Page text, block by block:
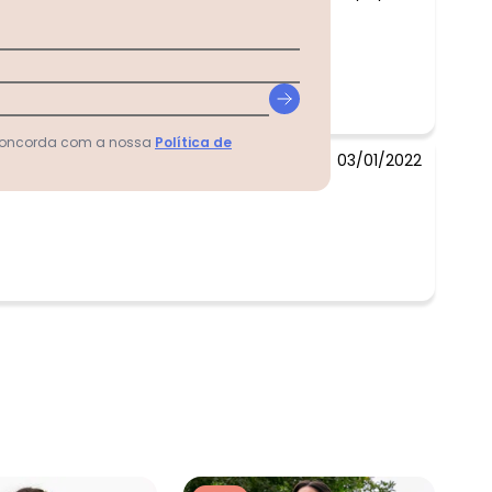
03/01/2022
com a nossa Política de